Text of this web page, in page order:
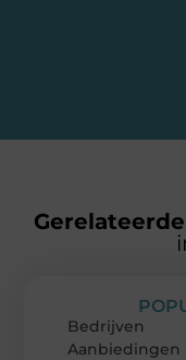
Bedrijven
Aanbiedingen